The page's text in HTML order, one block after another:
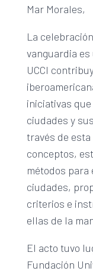
Mar Morales,
La
vanguardia
UCCI
iniciativas
ciudades y
través de
conceptos,
métodos para
ciudades,
criterios e
ellas de la
El acto tuvo
Fundación